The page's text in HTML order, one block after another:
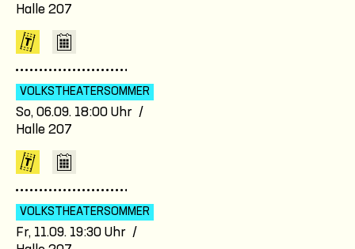
Halle 207
VOLKSTHEATER­SOMMER
So, 06.09. 18:00 Uhr /
Halle 207
VOLKSTHEATER­SOMMER
Fr, 11.09. 19:30 Uhr /